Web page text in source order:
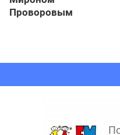
Проворовым